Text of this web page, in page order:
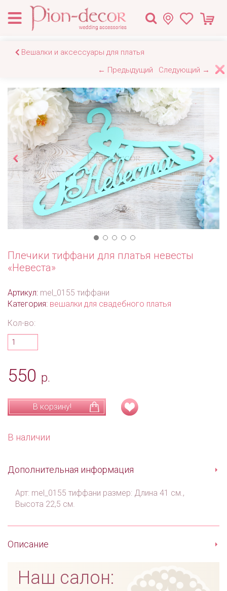
Вешалки и аксессуары для платья
← Предыдущий
Следующий →
Плечики тиффани для платья невесты
«Невеста»
Артикул: mel_0155 тиффани
Категория: вешалки для свадебного платья
Кол-во:
550 р.
В корзину!
В наличии
Дополнительная информация
Арт: mel_0155 тиффани размер: Длина 41 см.,
Высота 22,5 см.
Описание
Наш салон: